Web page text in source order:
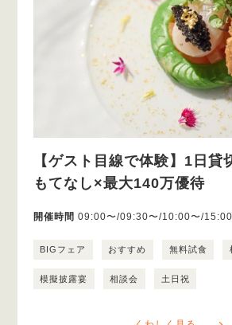
【ゲスト目線で体験】1日貸
もてなし×最大140万優待
開催時間 09:00〜/09:30〜/10:00〜/
BIGフェア おすすめ 無料試食
模擬披露宴 相談会 土日祝